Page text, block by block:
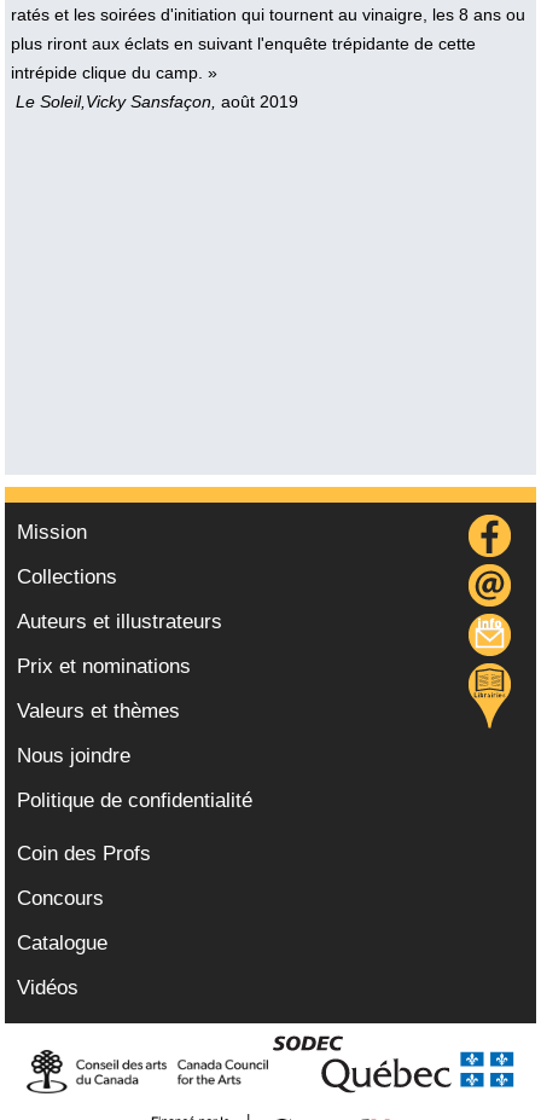
ratés et les soirées d'initiation qui tournent au vinaigre, les 8 ans ou
plus riront aux éclats en suivant l'enquête trépidante de cette
intrépide clique du camp. »
Le Soleil,Vicky Sansfaçon, août 2019
Mission
Collections
Auteurs et illustrateurs
Prix et nominations
Valeurs et thèmes
Nous joindre
Politique de confidentialité
Coin des Profs
Concours
Catalogue
Vidéos